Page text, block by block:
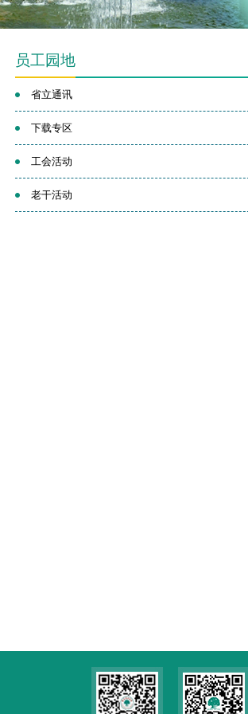
员工园地
省立通讯
下载专区
工会活动
老干活动